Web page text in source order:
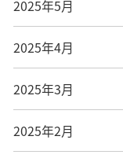
2025年5月
2025年4月
2025年3月
2025年2月